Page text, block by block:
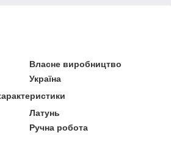
Власне виробництво
Україна
Латунь
Ручна робота